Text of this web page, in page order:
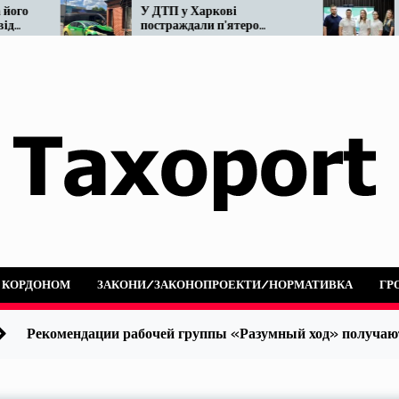
У ДТП у Харкові
постраждали п’ятеро
людей: не розминулися
реформу
наразі…
КОРДОНОМ ЗАКОНИ/ЗАКОНОПРОЕКТИ/НОРМАТИВКА
Рекомендации рабочей группы «Разумный ход»